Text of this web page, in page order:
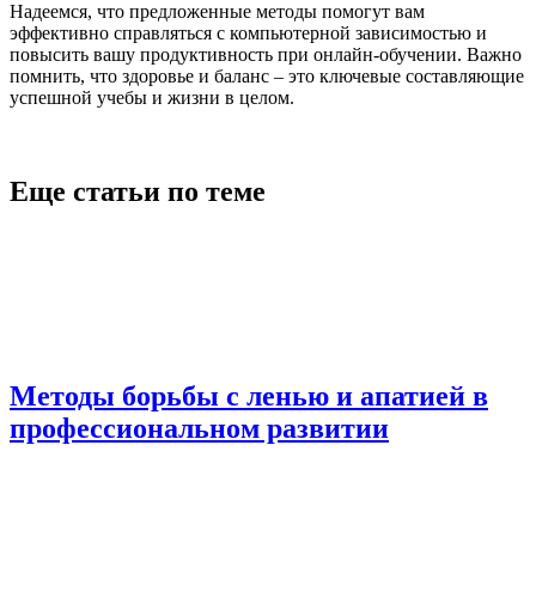
Надеемся, что предложенные методы помогут вам
эффективно справляться с компьютерной зависимостью и
повысить вашу продуктивность при онлайн-обучении. Важно
помнить, что здоровье и баланс – это ключевые составляющие
успешной учебы и жизни в целом.
Еще статьи по теме
Методы борьбы с ленью и апатией в
профессиональном развитии